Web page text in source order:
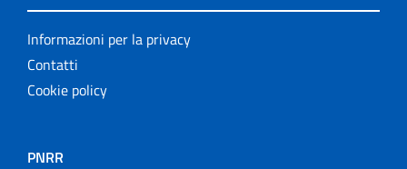
Informazioni per la privacy
Contatti
Cookie policy
PNRR